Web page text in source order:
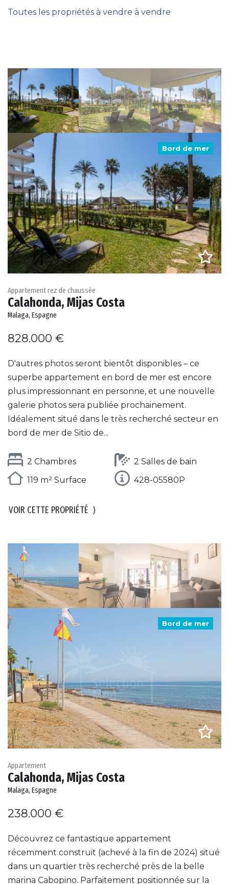
Toutes les propriétés à vendre à vendre
Bord de mer
Appartement rez de chaussée
Calahonda, Mijas Costa
Malaga, Espagne
828.000 €
D'autres photos seront bientôt disponibles – ce
superbe appartement en bord de mer est encore
plus impressionnant en personne, et une nouvelle
galerie photos sera publiée prochainement.
Idéalement situé dans le très recherché secteur en
bord de mer de Sitio de...
2 Chambres
2 Salles de bain
119 m² Surface
428-05580P
VOIR CETTE PROPRIÉTÉ ⟩
Bord de mer
Appartement
Calahonda, Mijas Costa
Malaga, Espagne
238.000 €
Découvrez ce fantastique appartement
récemment construit (achevé à la fin de 2024) situé
dans un quartier très recherché près de la belle
marina Cabopino. Parfaitement positionnée sur la